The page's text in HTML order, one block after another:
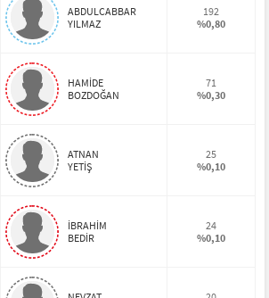
ABDULCABBAR
YILMAZ
192
%0,80
HAMİDE
BOZDOĞAN
71
%0,30
ATNAN
YETİŞ
25
%0,10
İBRAHİM
BEDİR
24
%0,10